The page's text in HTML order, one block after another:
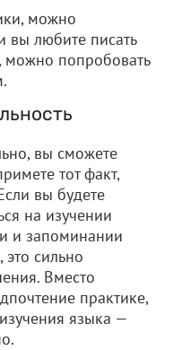
можно
вы любите писать
можно попробовать
вы сможете
тот факт,
вы будете
на изучении
и запоминании
это сильно
Вместо
практике,
языка —